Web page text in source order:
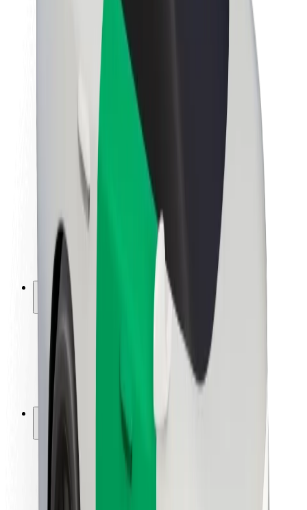
Fenntarthatóság a Boltnál
Project Zero
Sajtószoba
Brand
Küldetés
Befektetői kapcsolatok
Vezetőség
Márka
Média
Urban Fund
Biztonság
Utasbiztonság
Sofőr biztonság
E-roller biztonság
Biztonsági részleg
Lokációk
Városi megoldások
Repülőtér